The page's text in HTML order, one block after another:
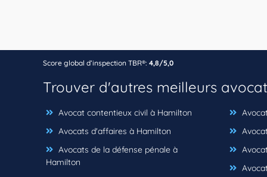
Score global d’inspection TBR®: 4,8/5,0
Trouver d'autres meilleurs
Avocat contentieux civil à Hamilton
Avocats d'affaires à Hamilton
Avocats de la défense pénale à
Hamilton